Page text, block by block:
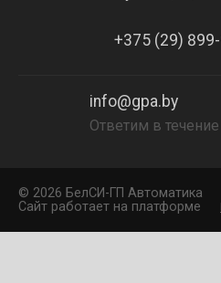
+375 (29)
info@gpa.by
Ответим в
© 2026 БелCИ-ГП Автоматика
Сайт работает на платформе